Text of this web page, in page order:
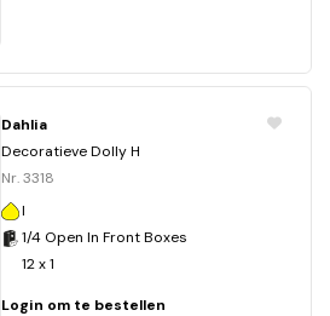
Dahlia
Decoratieve Dolly H
Nr. 3318
I
1/4 Open In Front Boxes
12 x 1
Login om te bestellen